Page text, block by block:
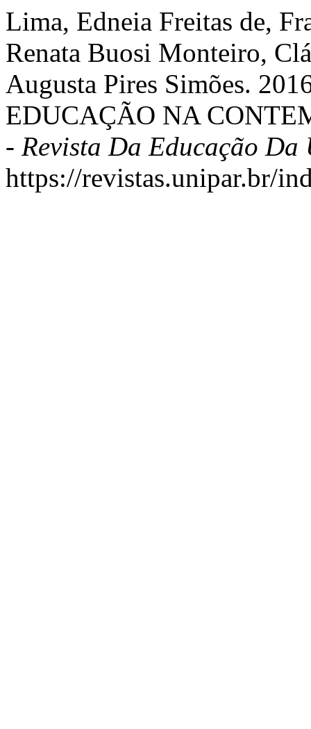
Lima, Edneia Freitas de,
Renata Buosi Monteiro,
Augusta Pires Simões.
EDUCAÇÃO NA
- Revista Da Educação Da
https://revistas.unipar.br/